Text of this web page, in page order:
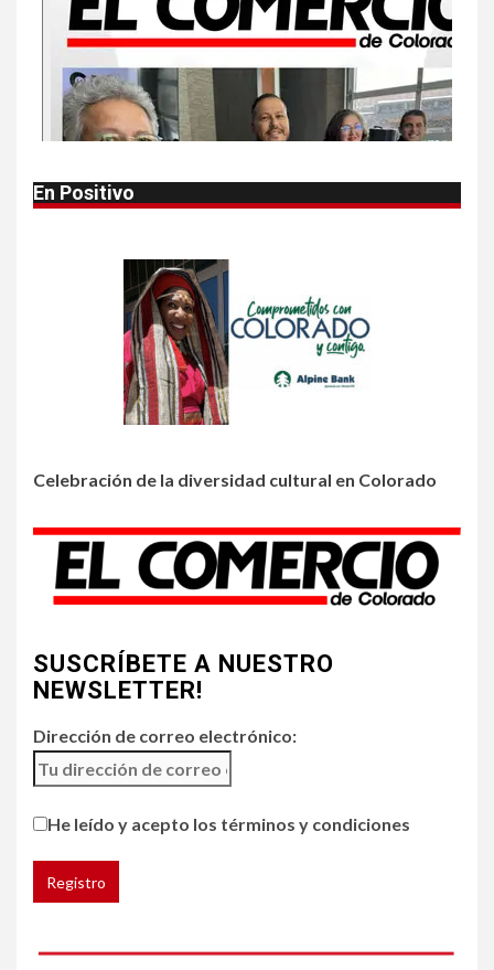
• ESTADOS UNIDOS
HOGAR Y SALUD
NOTICIAS
Van 4,100 casos confirmados
por parásito que causa
diarrea en EEUU
• HOGAR Y SALUD LOCAL NOTICIAS
Reportan en Colorado 110
consumo de jalapeños
• HOGAR Y SALUD LOCAL NOTICIAS
Prevenga picaduras de
insectos de verano en
Colorado
• HOGAR Y SALUD LOCAL NOTICIAS
aire amenazan Colorado
Chipotle retira chiles
jalapeños de varios
5
HOGAR Y SALUD
Generación Z ignora riesgo
de cáncer al broncearse
En Positivo
Celebración de la diversidad cultural en Colorado
SUSCRÍBETE A NUESTRO
NEWSLETTER!
Dirección de correo electrónico:
He leído y acepto los términos y condiciones